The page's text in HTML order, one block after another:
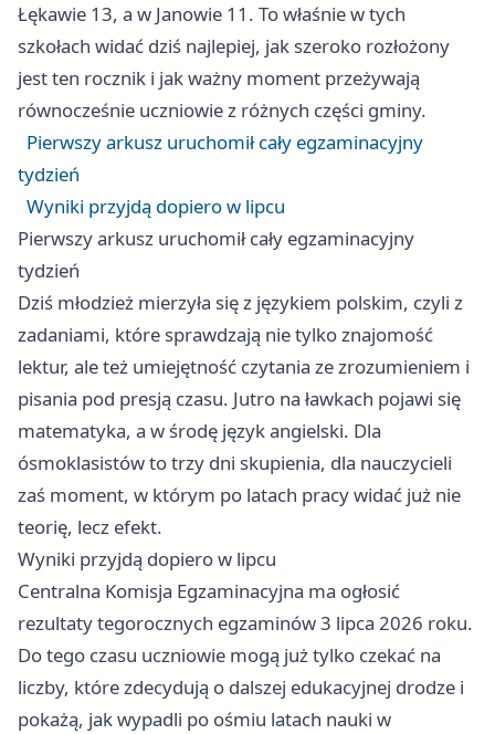
Łękawie 13, a w Janowie 11. To właśnie w tych
szkołach widać dziś najlepiej, jak szeroko rozłożony
jest ten rocznik i jak ważny moment przeżywają
równocześnie uczniowie z różnych części gminy.
Pierwszy arkusz uruchomił cały egzaminacyjny
tydzień
Wyniki przyjdą dopiero w lipcu
Pierwszy arkusz uruchomił cały egzaminacyjny
tydzień
Dziś młodzież mierzyła się z językiem polskim, czyli z
zadaniami, które sprawdzają nie tylko znajomość
lektur, ale też umiejętność czytania ze zrozumieniem i
pisania pod presją czasu. Jutro na ławkach pojawi się
matematyka, a w środę język angielski. Dla
ósmoklasistów to trzy dni skupienia, dla nauczycieli
zaś moment, w którym po latach pracy widać już nie
teorię, lecz efekt.
Wyniki przyjdą dopiero w lipcu
Centralna Komisja Egzaminacyjna ma ogłosić
rezultaty tegorocznych egzaminów 3 lipca 2026 roku.
Do tego czasu uczniowie mogą już tylko czekać na
liczby, które zdecydują o dalszej edukacyjnej drodze i
pokażą, jak wypadli po ośmiu latach nauki w